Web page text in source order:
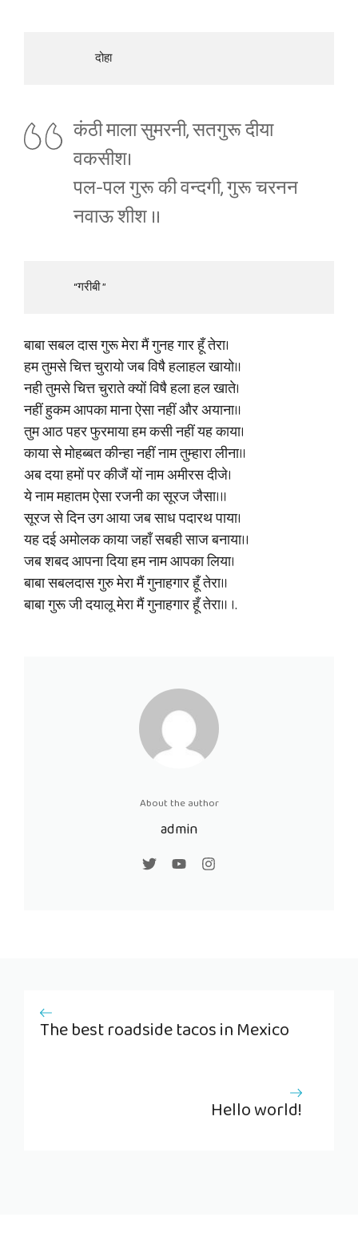
                       दोहा
कंठी माला सुमरनी, सतगुरू दीया
वकसीश।
पल-पल गुरू की वन्दगी, गुरू चरनन
नवाऊ शीश ॥
              “गरीबी ”
बाबा सबल दास गुरू मेरा मैं गुनह गार हूँ तेरा।
हम तुमसे चित्त चुरायो जब विषै हलाहल खायो॥
नही तुमसे चित्त चुराते क्यों विषै हला हल खाते।
नहीं हुकम आपका माना ऐसा नहीं और अयाना॥
तुम आठ पहर फुरमाया हम कसी नहीं यह काया।
काया से मोहब्बत कीन्हा नहीं नाम तुम्हारा लीना॥
अब दया हमों पर कीजैं यों नाम अमीरस दीजे।
ये नाम महातम ऐसा रजनी का सूरज जैसा।॥
सूरज से दिन उग आया जब साध पदारथ पाया।
यह दई अमोलक काया जहाँ सबही साज बनाया।।
जब शबद आपना दिया हम नाम आपका लिया।
बाबा सबलदास गुरु मेरा मैं गुनाहगार हूँ तेरा॥
बाबा गुरू जी दयालू मेरा मैं गुनाहगार हूँ तेरा॥ ।.
About the author
admin
The best roadside tacos in Mexico
Hello world!